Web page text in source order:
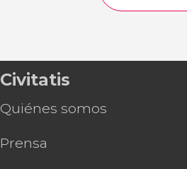
Civitatis
Quiénes somos
Prensa